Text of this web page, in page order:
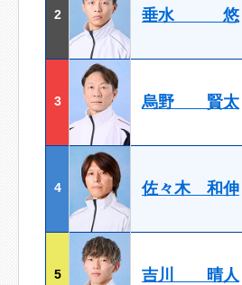
2 垂水 悠
3 烏野 賢太
4 佐々木 和伸
5 吉川 晴人